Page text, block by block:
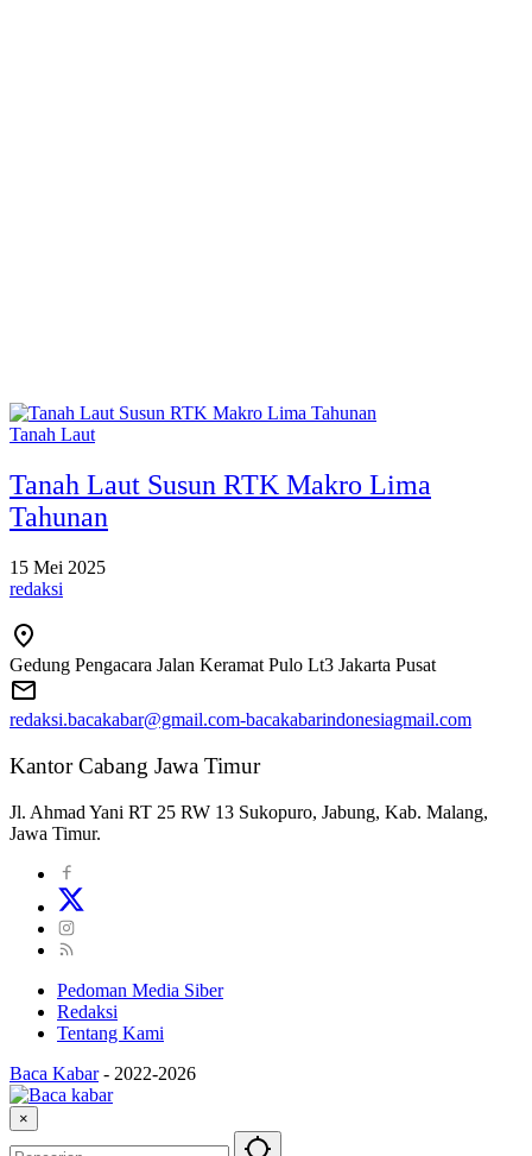
Tanah Laut
Tanah Laut Susun RTK Makro Lima
Tahunan
15 Mei 2025
redaksi
Gedung Pengacara Jalan Keramat Pulo Lt3 Jakarta Pusat
redaksi.bacakabar@gmail.com-bacakabarindonesiagmail.com
Kantor Cabang Jawa Timur
Jl. Ahmad Yani RT 25 RW 13 Sukopuro, Jabung, Kab. Malang,
Jawa Timur.
Pedoman Media Siber
Redaksi
Tentang Kami
Baca Kabar - 2022-2026
×